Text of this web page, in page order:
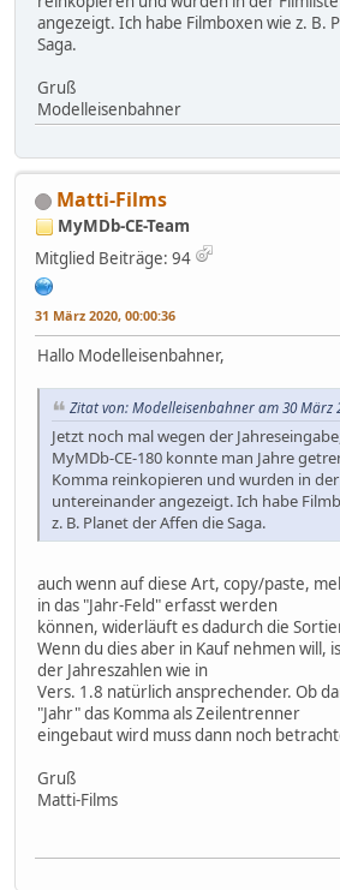
angezeigt. Ich habe Filmboxen wie z. B.
Saga.
Gruß
Modelleisenbahner
Matti-Films
MyMDb-CE-Team
Mitglied Beiträge: 94
31 März 2020, 00:00:36
Hallo Modelleisenbahner,
Zitat von: Modelleisenbahner am 30 März
Jetzt noch mal wegen der
MyMDb-CE-180 konnte man Jahre
Komma reinkopieren und wurden in
untereinander angezeigt. Ich habe
z. B. Planet der Affen die Saga.
auch wenn auf diese Art, copy/paste,
in das "Jahr-Feld" erfasst werden
können, widerläuft es dadurch die
Wenn du dies aber in Kauf nehmen will,
der Jahreszahlen wie in
Vers. 1.8 natürlich ansprechender. Ob
"Jahr" das Komma als Zeilentrenner
eingebaut wird muss dann noch
Gruß
Matti-Films